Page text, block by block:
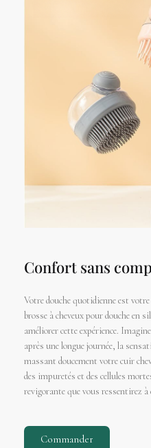
Confort sans
Votre douche quotidienne est
brosse à cheveux pour douche en
améliorer cette expérience.
après une longue journée, la
massant doucement votre cuir
des impuretés et des cellules
revigorante que vous ressentirez
Commander